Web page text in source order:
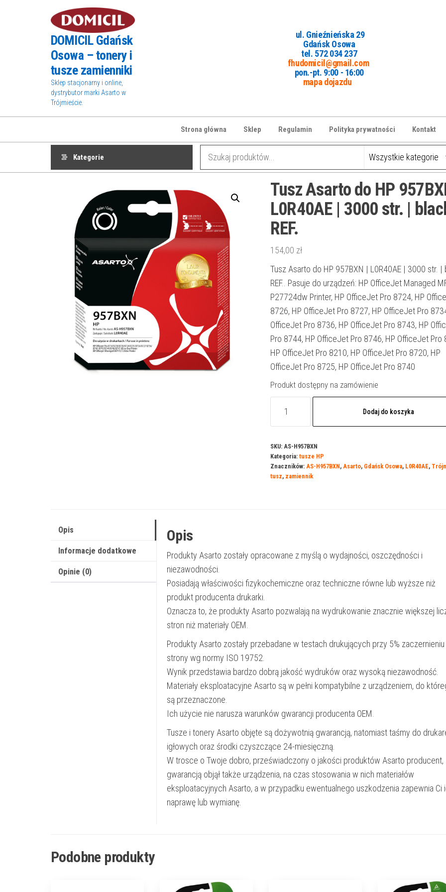
DOMICIL Gdańsk
Osowa – tonery i
tusze zamienniki
Sklep stacjonarny i online,
dystrybutor marki Asarto w
Trójmieście.
ul. Gnieźnieńska 29
Gdańsk Osowa
tel. 572 034 237
fhudomicil@gmail.com
pon.-pt. 9:00 - 16:00
mapa dojazdu
Strona główna Sklep Regulamin Polityka prywatności Kontakt
Kategorie
Tusz Asarto do HP
L0R40AE | 3000 str. |
REF.
154,00 zł
Tusz Asarto do HP 957BXN | L0R40AE | 3000 str. |
REF.. Pasuje do urządzeń: HP OfficeJet Managed
P27724dw Printer, HP OfficeJet Pro 8724, HP
8726, HP OfficeJet Pro 8727, HP OfficeJet Pro
OfficeJet Pro 8736, HP OfficeJet Pro 8743, HP
Pro 8744, HP OfficeJet Pro 8746, HP OfficeJet Pro
HP OfficeJet Pro 8210, HP OfficeJet Pro 8720, HP
OfficeJet Pro 8725, HP OfficeJet Pro 8740
Produkt dostępny na zamówienie
Tusz
do
HP
957BXN
|
|
Dodaj do koszyka
SKU: AS-H957BXN
Kategoria: tusze HP
Znaczników: AS-H957BXN, Asarto, Gdańsk Osowa, L0R40AE,
tusz, zamiennik
Opis
Informacje dodatkowe
Opinie (0)
Opis
Produkty Asarto zostały opracowane z myślą o wydajności, oszczędności i
niezawodności.
Posiadają właściwości fizykochemiczne oraz techniczne równe lub wyższe niż
produkt producenta drukarki.
Oznacza to, że produkty Asarto pozwalają na wydrukowanie znacznie większej
stron niż materiały OEM.
Produkty Asarto zostały przebadane w testach drukujących przy 5% zaczernieniu
strony wg normy ISO 19752.
Wynik przedstawia bardzo dobrą jakość wydruków oraz wysoką niezawodność.
Materiały eksploatacyjne Asarto są w pełni kompatybilne z urządzeniem, do
są przeznaczone.
Ich użycie nie narusza warunków gwarancji producenta OEM.
Tusze i tonery Asarto objęte są dożywotnią gwarancją, natomiast taśmy do
igłowych oraz środki czyszczące 24-miesięczną.
W trosce o Twoje dobro, przeświadczony o jakości produktów Asarto producent,
gwarancją objął także urządzenia, na czas stosowania w nich materiałów
eksploatacyjnych Asarto, a w przypadku ewentualnego uszkodzenia zapewnia Ci
naprawę lub wymianę.
Podobne produkty